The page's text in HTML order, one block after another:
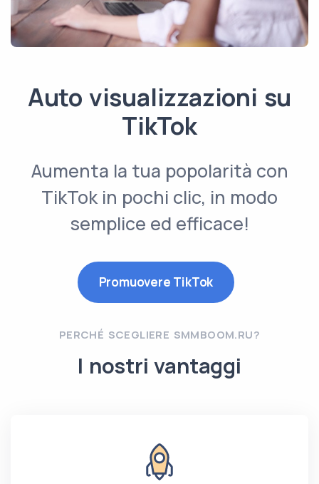
Auto visualizzazioni su
TikTok
Aumenta la tua popolarità con
TikTok in pochi clic, in modo
semplice ed efficace!
Promuovere TikTok
PERCHÉ SCEGLIERE SMMBOOM.RU?
I nostri vantaggi